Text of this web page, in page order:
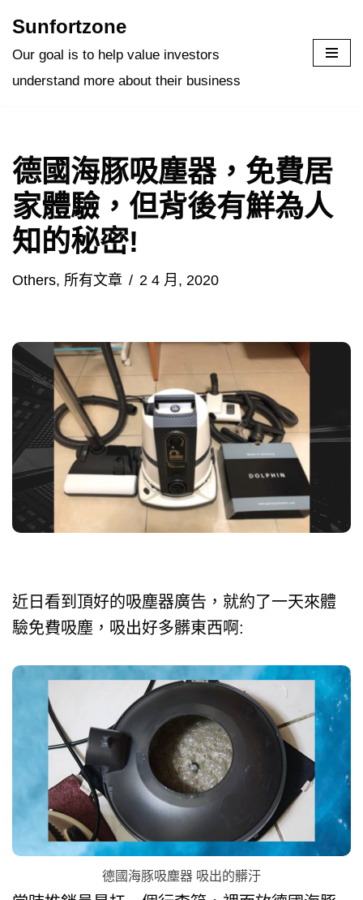
Skip
Sunfortzone
Our goal is to help value investors
understand more about their business
德國海豚吸塵器，免費居
家體驗，但背後有鮮為人
知的秘密!
Others, 所有文章 2 4 月, 2020
近日看到頂好的吸塵器廣告，就約了一天來體
驗免費吸塵，吸出好多髒東西啊:
德國海豚吸塵器 吸出的髒汙